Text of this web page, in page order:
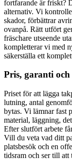
fortfarande är friskt?
alternativ. Vi
skador, förbättrar
ovanpå. Rätt utfört
fräschare utseende
kompletterar vi med
säkerställa ett
Pris, garanti
Priset för att lägga
lutning, antal
bytas. Vi lämnar fast
material, läggning,
Efter slutfört arbete
Vill du veta vad ditt
platsbesök och en
tidsram och ser till